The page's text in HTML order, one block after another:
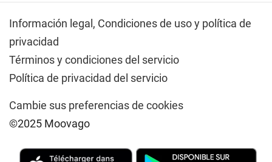
Información legal, Condiciones de uso y política de
privacidad
Términos y condiciones del servicio
Política de privacidad del servicio
Cambie sus preferencias de cookies
©2025 Moovago